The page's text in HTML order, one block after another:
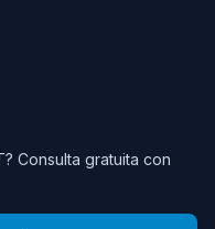
Consulta gratuita con